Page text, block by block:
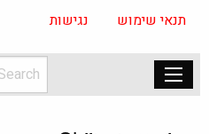
תנאי שימוש נגישות